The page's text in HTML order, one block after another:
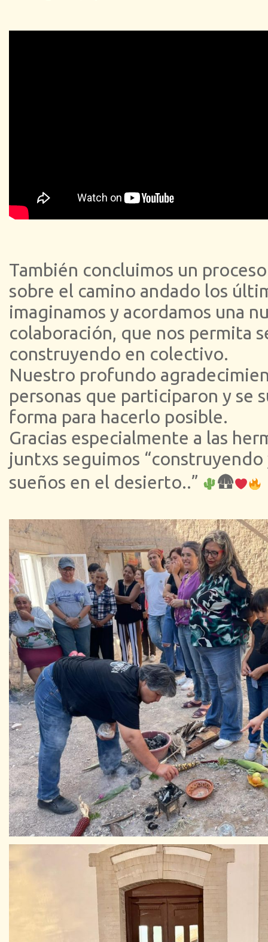
También concluimos un
sobre el camino andado los
imaginamos y acordamos una
colaboración, que nos permita
construyendo en colectivo.
Nuestro profundo
personas que participaron y se
forma para hacerlo posible.
Gracias especialmente a las
juntxs seguimos
sueños en el desierto..”
🛖